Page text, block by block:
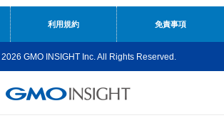
利用規約 免責事項
GMO INSIGHT Inc. All Rights Reserved.